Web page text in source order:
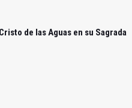
de las Aguas en su Sagrada